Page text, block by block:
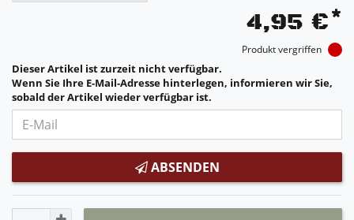
4,95 €*
Produkt vergriffen
Dieser Artikel ist zurzeit nicht verfügbar.
Wenn Sie Ihre E-Mail-Adresse hinterlegen, informieren wir Sie,
sobald der Artikel wieder verfügbar ist.
ABSENDEN